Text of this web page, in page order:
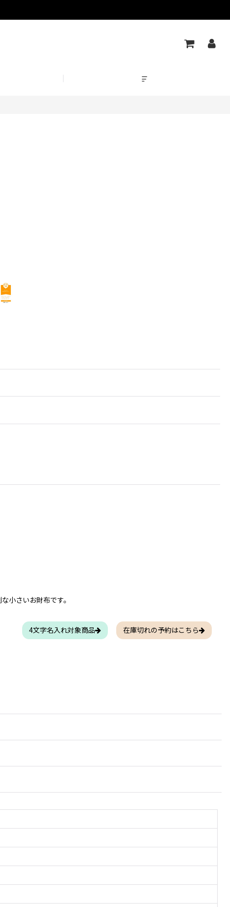
小さいお財布です。
4文字名入れ対象商品 在庫切れの予約はこちら